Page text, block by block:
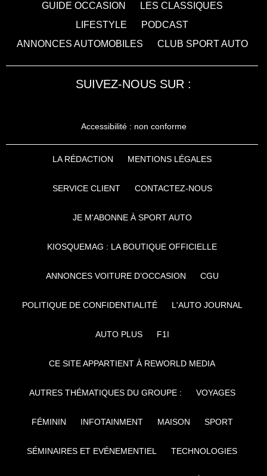
GUIDE OCCASION
LES CLASSIQUES
LIFESTYLE
PODCAST
ANNONCES AUTOMOBILES
CLUB SPORT AUTO
SUIVEZ-NOUS SUR :
Accessibilité : non conforme
LA RÉDACTION MENTIONS LÉGALES
SERVICE CLIENT CONTACTEZ-NOUS
JE M'ABONNE À SPORT AUTO
KIOSQUEMAG : LA BOUTIQUE OFFICIELLE
ANNONCES VOITURE D’OCCASION CGU
POLITIQUE DE CONFIDENTIALITÉ L'AUTO JOURNAL
AUTO PLUS F1I
CE SITE APPARTIENT À REWORLD MEDIA
AUTRES THÉMATIQUES DU GROUPE : VOYAGES
FÉMININ INFOTAINMENT MAISON SPORT
SÉMINAIRES ET EVÉNEMENTIEL TECHNOLOGIES